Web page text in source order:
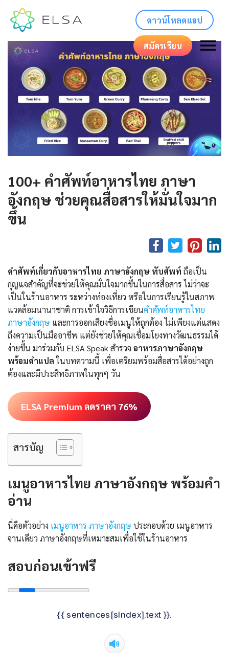
ดาวน์โหลดแอป
สมัครเรียน
100+ คําศัพท์อาหารไทย ภาษา
อังกฤษ ช่วยคุณสื่อสารให้มั่นใจมาก
ขึ้น
คำศัพท์เกี่ยวกับอาหารไทย ภาษาอังกฤษ ทับศัพท์ ถือเป็น
กุญแจสำคัญที่จะช่วยให้คุณมั่นใจมากขึ้นในการสื่อสาร ไม่ว่าจะ
เป็นในร้านอาหาร ระหว่างท่องเที่ยว หรือในการเรียนรู้ในสภาพ
แวดล้อมนานาชาติ การเข้าใจวิธีการเขียนคําศัพท์อาหารไทย
ภาษาอังกฤษ และการออกเสียงชื่อเมนูให้ถูกต้อง ไม่เพียงแต่แสดง
ถึงความเป็นมืออาชีพ แต่ยังช่วยให้คุณเชื่อมโยงทางวัฒนธรรมได้
ง่ายขึ้น มาร่วมกับ ELSA Speak สำรวจ อาหารภาษาอังกฤษ
พร้อมคำแปลในบทความนี้ เพื่อเตรียมพร้อมสื่อสารได้อย่างถูก
ต้องและมีประสิทธิภาพในทุกๆ วัน
ELSA Premium ลดราคา 76%
สารบัญ
เมนูอาหารไทย ภาษาอังกฤษ พร้อมคํา
อ่าน
นี่คือตัวอย่าง เมนูอาหาร ภาษาอังกฤษประกอบด้วย เมนูอาหาร
จานเดียว ภาษาอังกฤษที่เหมาะสมเพื่อใช้ในร้านอาหาร
สอบก่อนเข้าฟรี
{{ sentences[sIndex].text }}.